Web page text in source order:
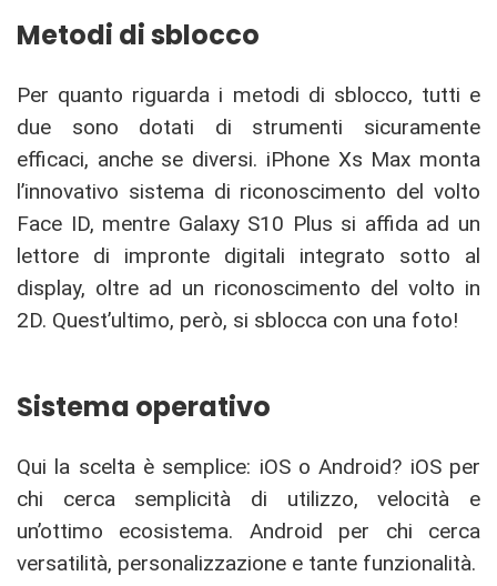
Metodi di sblocco
Per quanto riguarda i metodi di sblocco, tutti e
due sono dotati di strumenti sicuramente
efficaci, anche se diversi. iPhone Xs Max monta
l’innovativo sistema di riconoscimento del volto
Face ID, mentre Galaxy S10 Plus si affida ad un
lettore di impronte digitali integrato sotto al
display, oltre ad un riconoscimento del volto in
2D. Quest’ultimo, però, si sblocca con una foto!
Sistema operativo
Qui la scelta è semplice: iOS o Android? iOS per
chi cerca semplicità di utilizzo, velocità e
un’ottimo ecosistema. Android per chi cerca
versatilità, personalizzazione e tante funzionalità.